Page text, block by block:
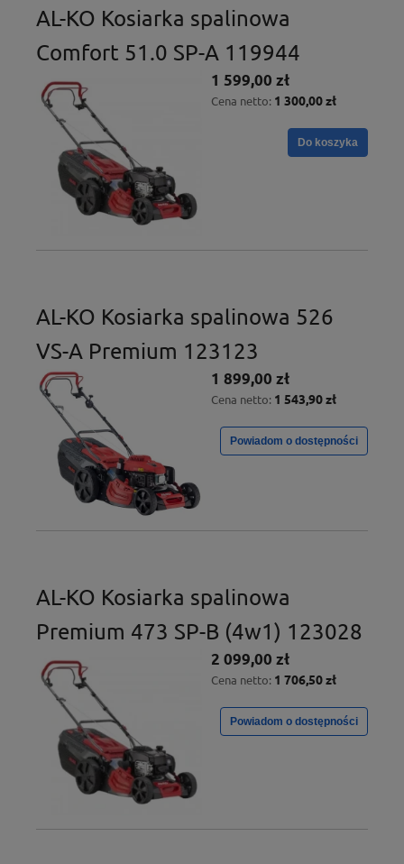
AL-KO Kosiarka spalinowa
Comfort 51.0 SP-A 119944
1 599,00 zł
Cena netto: 1 300,00 zł
Do koszyka
AL-KO Kosiarka spalinowa 526
VS-A Premium 123123
1 899,00 zł
Cena netto: 1 543,90 zł
Powiadom o dostępności
AL-KO Kosiarka spalinowa
Premium 473 SP-B (4w1) 123028
2 099,00 zł
Cena netto: 1 706,50 zł
Powiadom o dostępności